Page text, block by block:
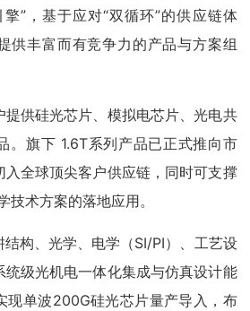
”，基于应对“双循环”的供应链体
供丰富而有竞争力的产品与方案组
供硅光芯片、模拟电芯片、光电共
。旗下 1.6T系列产品已正式推向市
全球顶尖客户供应链，同时可支撑
技术方案的落地应用。
构、光学、电学（SI/PI）、工艺设
级光机电一体化集成与仿真设计能
现单波200G硅光芯片量产导入，布